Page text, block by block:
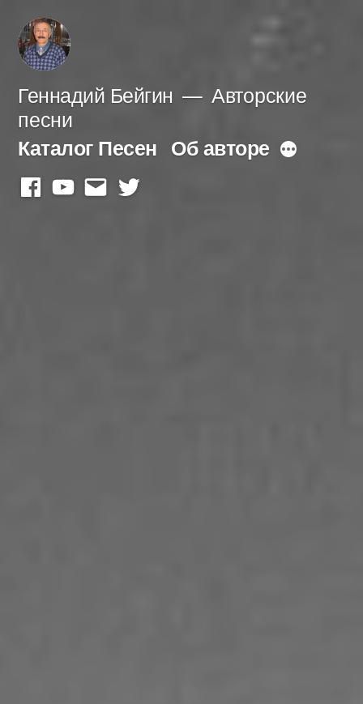
Перейти
содержимому
Геннадий Бейгин
Авторские
песни
Каталог Песен Об авторе Больше
facebook
youtube
mail twitter